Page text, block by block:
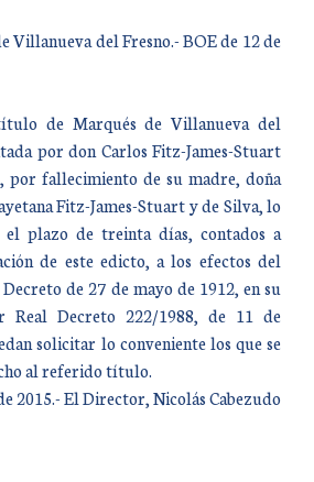
Villanueva del Fresno.- BOE de 12 de
de Marqués de Villanueva del
por don Carlos Fitz-James-Stuart
fallecimiento de su madre, doña
Fitz-James-Stuart y de Silva, lo
el plazo de treinta días, contados a
de este edicto, a los efectos del
de 27 de mayo de 1912, en su
Real Decreto 222/1988, de 11 de
solicitar lo conveniente los que se
al referido título.
2015.- El Director, Nicolás Cabezudo